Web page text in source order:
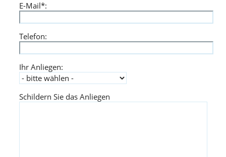
E-Mail*:
Telefon:
Ihr Anliegen:
Schildern Sie das Anliegen